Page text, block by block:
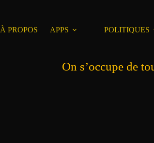
À PROPOS APPS POLITIQUES
On s’occupe de